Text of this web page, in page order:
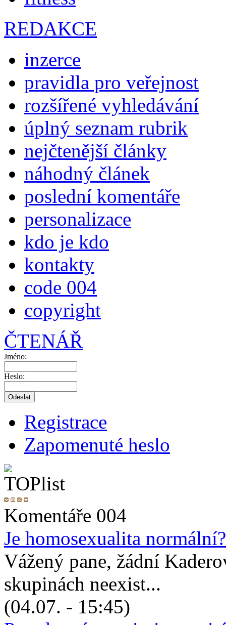
REDAKCE
inzerce
pravidla pro veřejnost
rozšířené vyhledávání
úplný seznam rubrik
nejčtenější články
náhodný článek
poslední komentáře
personalizace
kdo je kdo
kontakty
code 004
copyright
ČTENÁŘ
Jméno:
Heslo:
Registrace
Zapomenuté heslo
Komentáře 004
Je homosexualita normální?
Vážený pane, žádní
skupinách neexist...
(04.07. - 15:45)